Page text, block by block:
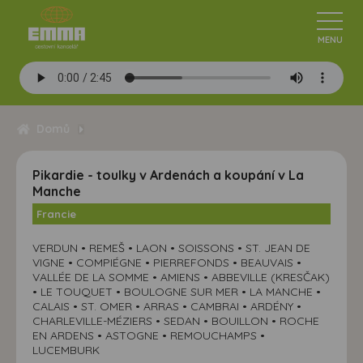
Pikardie - toulky v Ardenách a koupání v La
Manche
Francie
VERDUN • REMEŠ • LAON • SOISSONS • ST. JEAN DE
VIGNE • COMPIÉGNE • PIERREFONDS • BEAUVAIS •
VALLÉE DE LA SOMME • AMIENS • ABBEVILLE (KRESČAK)
• LE TOUQUET • BOULOGNE SUR MER • LA MANCHE •
CALAIS • ST. OMER • ARRAS • CAMBRAI • ARDÉNY •
CHARLEVILLE-MÉZIERS • SEDAN • BOUILLON • ROCHE
EN ARDENS • ASTOGNE • REMOUCHAMPS •
LUCEMBURK